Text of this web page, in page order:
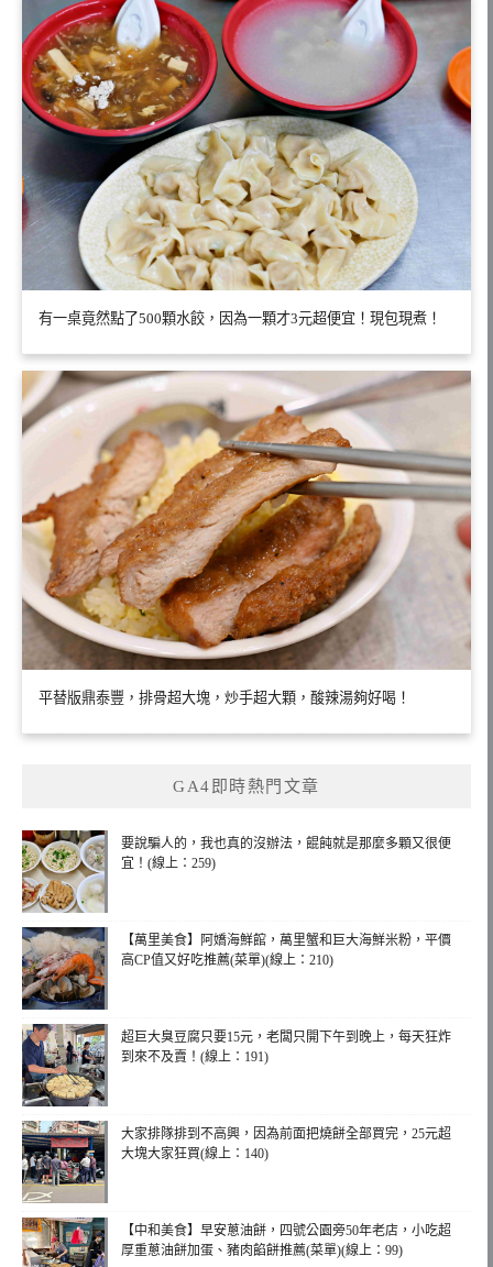
有一桌竟然點了500顆水餃，因為一顆才3元超便宜！現包現煮！
平替版鼎泰豐，排骨超大塊，炒手超大顆，酸辣湯夠好喝！
GA4即時熱門文章
要說騙人的，我也真的沒辦法，餛飩就是那麼多顆又很便
宜！(線上：259)
【萬里美食】阿嬌海鮮館，萬里蟹和巨大海鮮米粉，平價
高CP值又好吃推薦(菜單)(線上：210)
超巨大臭豆腐只要15元，老闆只開下午到晚上，每天狂炸
到來不及賣！(線上：191)
大家排隊排到不高興，因為前面把燒餅全部買完，25元超
大塊大家狂買(線上：140)
【中和美食】早安蔥油餅，四號公園旁50年老店，小吃超
厚重蔥油餅加蛋、豬肉餡餅推薦(菜單)(線上：99)